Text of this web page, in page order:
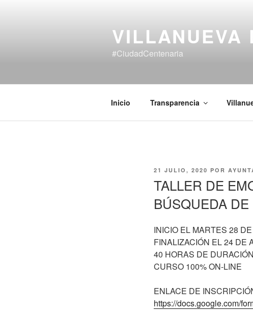
VILLANUEVA
#CiudadCentenaria
Inicio Transparencia
PUBLICADO
21 JULIO, 2020 POR
TALLER DE
BÚSQUEDA
INICIO EL MARTES 28
FINALIZACIÓN EL 24 DE
40 HORAS DE DURACIÓN
CURSO 100% ON-LINE
ENLACE DE
https://docs.google.com/